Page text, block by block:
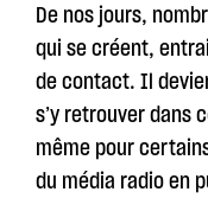
De nos jours,
qui se créent,
de contact. Il
s’y retrouver dans
même pour
du média radio en